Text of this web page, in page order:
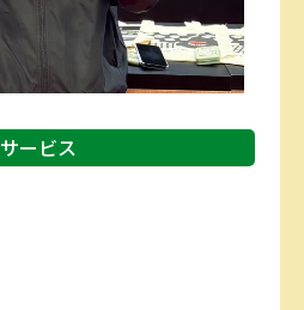
サービス